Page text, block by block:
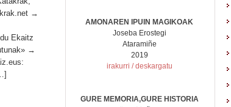
→
Ekaitz
→
AMONAREN IPUIN MAGIKOAK
Joseba Erostegi
Ataramiñe
2019
irakurri / deskargatu
GURE MEMORIA,GURE HISTORIA